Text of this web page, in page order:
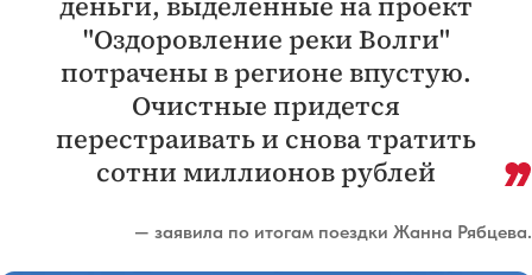
"Оздоровление реки Волги"
потрачены в регионе впустую.
Очистные придется
перестраивать и снова тратить
сотни миллионов рублей
— заявила по итогам поездки Жанна Рябцева.